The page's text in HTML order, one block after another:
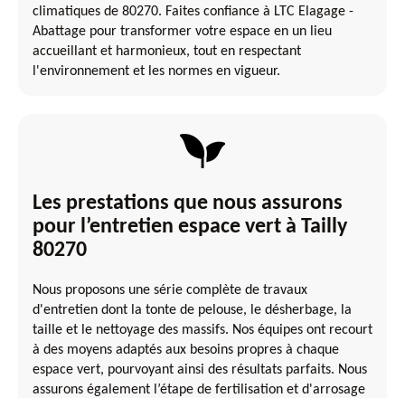
climatiques de 80270. Faites confiance à LTC Elagage -
Abattage pour transformer votre espace en un lieu
accueillant et harmonieux, tout en respectant
l'environnement et les normes en vigueur.
Les prestations que nous assurons
pour l’entretien espace vert à Tailly
80270
Nous proposons une série complète de travaux
d'entretien dont la tonte de pelouse, le désherbage, la
taille et le nettoyage des massifs. Nos équipes ont recourt
à des moyens adaptés aux besoins propres à chaque
espace vert, pourvoyant ainsi des résultats parfaits. Nous
assurons également l’étape de fertilisation et d'arrosage